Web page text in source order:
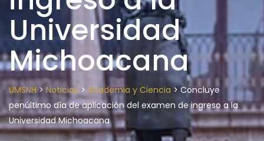
Universidad
Michoacana
UMSNH> Noticias > Academia y Ciencia >Concluye
penúltimo día de aplicación del examen de ingreso a la
Universidad Michoacana